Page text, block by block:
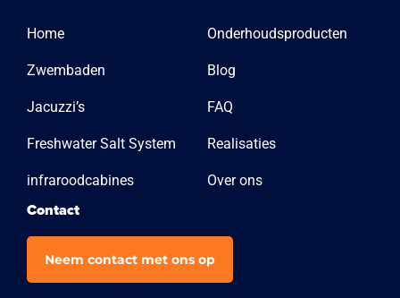
Home
Zwembaden
Jacuzzi’s
Freshwater Salt System
infraroodcabines
Onderhoudsproducten
Blog
FAQ
Realisaties
Over ons
Contact
Neem contact met ons op